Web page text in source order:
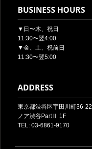
BUSINESS HOURS
▼日〜木、祝日
11:30〜翌4:00
▼金、土、祝前日
11:30〜翌5:00
ADDRESS
東京都渋谷区宇田川町36-22
ノア渋谷PartⅡ 1F
TEL: 03-6861-9170